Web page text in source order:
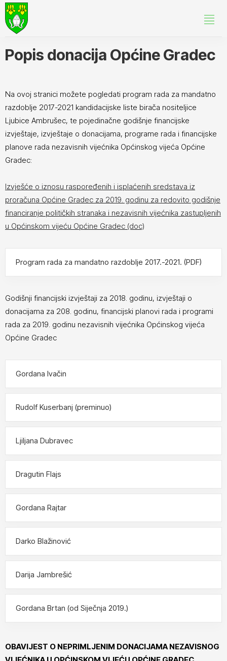
Popis donacija Općine Gradec
Na ovoj stranici možete pogledati program rada za mandatno
razdoblje 2017-2021 kandidacijske liste birača nositeljice
Ljubice Ambrušec, te pojedinačne godišnje financijske
izvještaje, izvještaje o donacijama, programe rada i financijske
planove rada nezavisnih vijećnika Općinskog vijeća Općine
Gradec:
Izvješće o iznosu raspoređenih i isplaćenih sredstava iz
proračuna Općine Gradec za 2019. godinu za redovito godišnje
financiranje političkih stranaka i nezavisnih vijećnika zastupljenih
u Općinskom vijeću Općine Gradec (doc)
Program rada za mandatno razdoblje 2017.-2021. (PDF)
Godišnji financijski izvještaji za 2018. godinu, izvještaji o
donacijama za 208. godinu, financijski planovi rada i programi
rada za 2019. godinu nezavisnih vijećnika Općinskog vijeća
Općine Gradec
Gordana Ivačin
Rudolf Kuserbanj (preminuo)
Ljiljana Dubravec
Dragutin Flajs
Gordana Rajtar
Darko Blažinović
Darija Jambrešić
Gordana Brtan (od Siječnja 2019.)
OBAVIJEST O NEPRIMLJENIM DONACIJAMA NEZAVISNOG